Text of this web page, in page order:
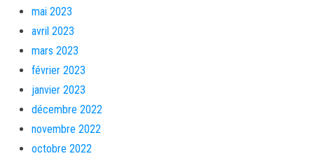
mai 2023
avril 2023
mars 2023
février 2023
janvier 2023
décembre 2022
novembre 2022
octobre 2022